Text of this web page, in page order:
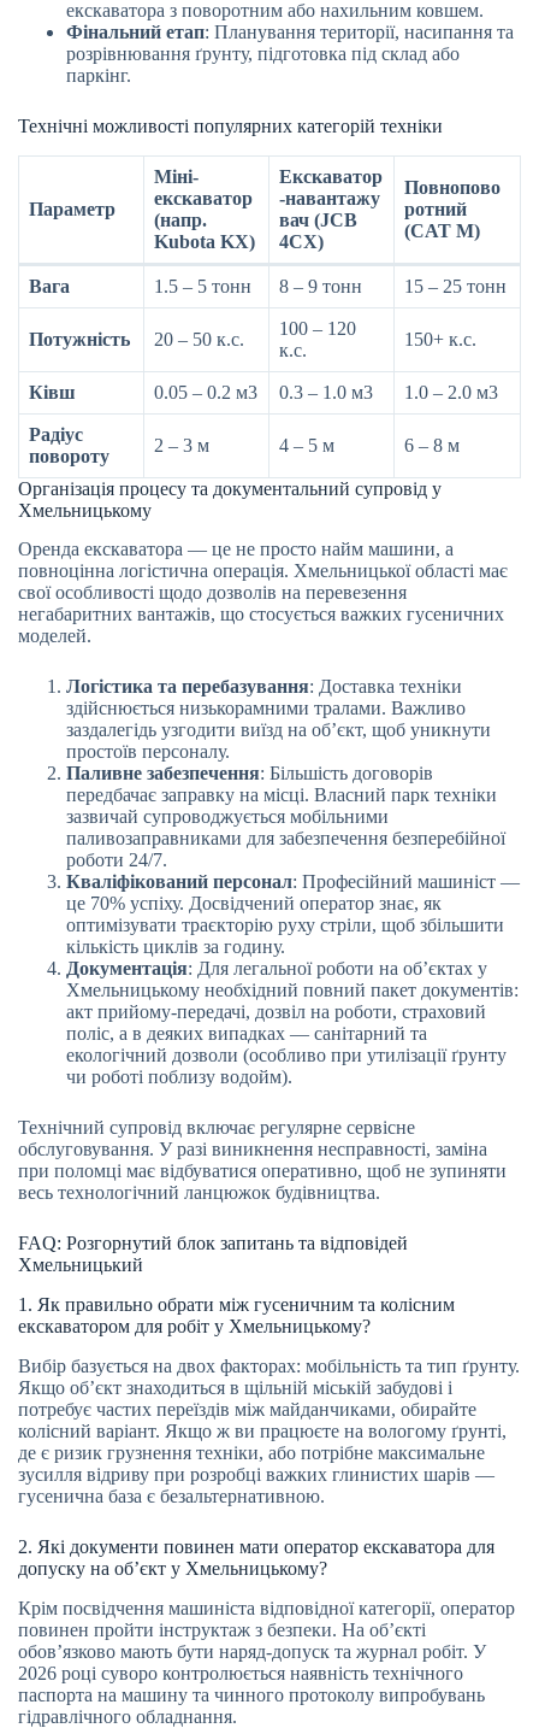
екскаватора з поворотним або нахильним ковшем.
Фінальний етап: Планування території, насипання та
розрівнювання ґрунту, підготовка під склад або
паркінг.
Технічні можливості популярних категорій техніки
Параметр
Міні-
екскаватор
(напр.
Kubota KX)
Екскаватор
-навантажу
вач (JCB
4CX)
Повнопово
ротний
(CAT M)
Вага 1.5 – 5 тонн 8 – 9 тонн 15 – 25 тонн
Потужність 20 – 50 к.с.
100 – 120
к.с.
150+ к.с.
Ківш 0.05 – 0.2 м3 0.3 – 1.0 м3 1.0 – 2.0 м3
Радіус
повороту
2 – 3 м 4 – 5 м 6 – 8 м
Організація процесу та документальний супровід у
Хмельницькому
Оренда екскаватора — це не просто найм машини, а
повноцінна логістична операція. Хмельницької області має
свої особливості щодо дозволів на перевезення
негабаритних вантажів, що стосується важких гусеничних
моделей.
Логістика та перебазування: Доставка техніки
здійснюється низькорамними тралами. Важливо
заздалегідь узгодити виїзд на об’єкт, щоб уникнути
простоїв персоналу.
Паливне забезпечення: Більшість договорів
передбачає заправку на місці. Власний парк техніки
зазвичай супроводжується мобільними
паливозаправниками для забезпечення безперебійної
роботи 24/7.
Кваліфікований персонал: Професійний машиніст —
це 70% успіху. Досвідчений оператор знає, як
оптимізувати траєкторію руху стріли, щоб збільшити
кількість циклів за годину.
Документація: Для легальної роботи на об’єктах у
Хмельницькому необхідний повний пакет документів:
акт прийому-передачі, дозвіл на роботи, страховий
поліс, а в деяких випадках — санітарний та
екологічний дозволи (особливо при утилізації ґрунту
чи роботі поблизу водойм).
Технічний супровід включає регулярне сервісне
обслуговування. У разі виникнення несправності, заміна
при поломці має відбуватися оперативно, щоб не зупиняти
весь технологічний ланцюжок будівництва.
FAQ: Розгорнутий блок запитань та відповідей
Хмельницький
1. Як правильно обрати між гусеничним та колісним
екскаватором для робіт у Хмельницькому?
Вибір базується на двох факторах: мобільність та тип ґрунту.
Якщо об’єкт знаходиться в щільній міській забудові і
потребує частих переїздів між майданчиками, обирайте
колісний варіант. Якщо ж ви працюєте на вологому ґрунті,
де є ризик грузнення техніки, або потрібне максимальне
зусилля відриву при розробці важких глинистих шарів —
гусенична база є безальтернативною.
2. Які документи повинен мати оператор екскаватора для
допуску на об’єкт у Хмельницькому?
Крім посвідчення машиніста відповідної категорії, оператор
повинен пройти інструктаж з безпеки. На об’єкті
обов’язково мають бути наряд-допуск та журнал робіт. У
2026 році суворо контролюється наявність технічного
паспорта на машину та чинного протоколу випробувань
гідравлічного обладнання.